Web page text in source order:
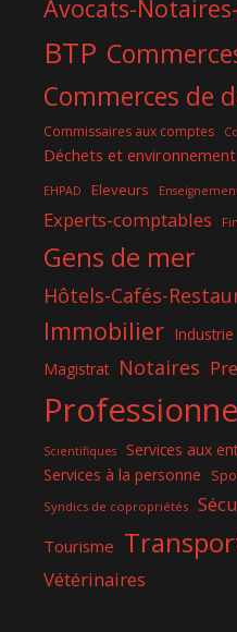
Avocats-
BTP
Commerces de
Commissaires aux comptes
Déchets et environnement
EHPAD Eleveurs
Experts-comptables
Gens de mer
Hôtels-Cafés-
Immobilier Industrie
Magistrat Notaires
Scientifiques
Services aux
Services à la personne
Syndics de copropriétés
Tourisme
Vétérinaires